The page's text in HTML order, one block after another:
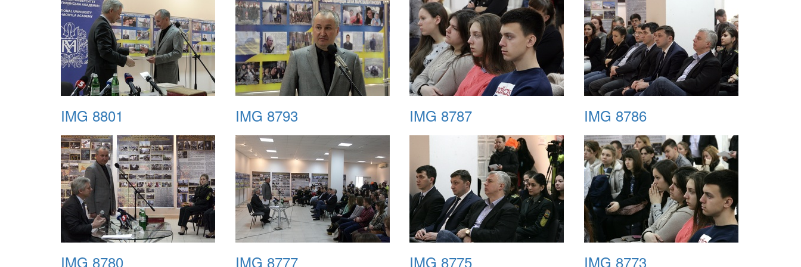
IMG 8801 IMG 8793 IMG 8787 IMG 8786
IMG 8780 IMG 8777 IMG 8775 IMG 8773